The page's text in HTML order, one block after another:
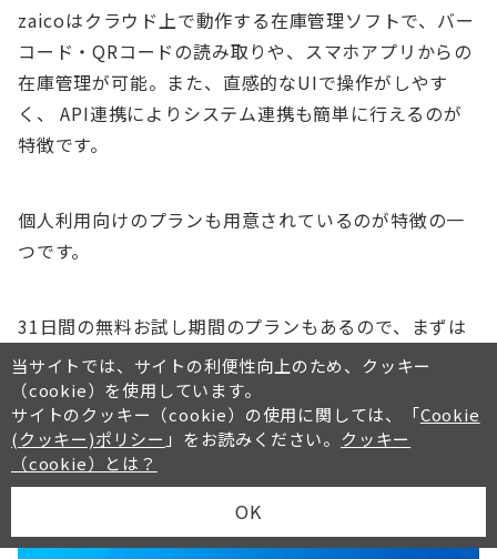
zaicoはクラウド上で動作する在庫管理ソフトで、バー
コード・QRコードの読み取りや、スマホアプリからの
在庫管理が可能。また、直感的なUIで操作がしやす
く、 API連携によりシステム連携も簡単に行えるのが
特徴です。
個人利用向けのプランも用意されているのが特徴の一
つです。
31日間の無料お試し期間のプランもあるので、まずは
無料で使ってみて自社に合うか確かめるとよいでしょ
う。
サイボウズOffice
当サイトでは、サイトの利便性向上のため、クッキー
（cookie）を使用しています。
サイトのクッキー（cookie）の使用に関しては、「Cookie
(クッキー)ポリシー 」をお読みください。 クッキー
（cookie）とは？
OK